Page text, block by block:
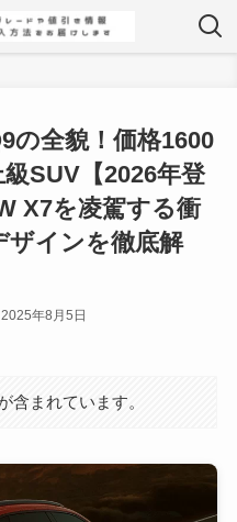
の全貌！価格1600
SUV【2026年登
X7を凌駕する衝
ザインを徹底解
2025年8月5日
含まれています。